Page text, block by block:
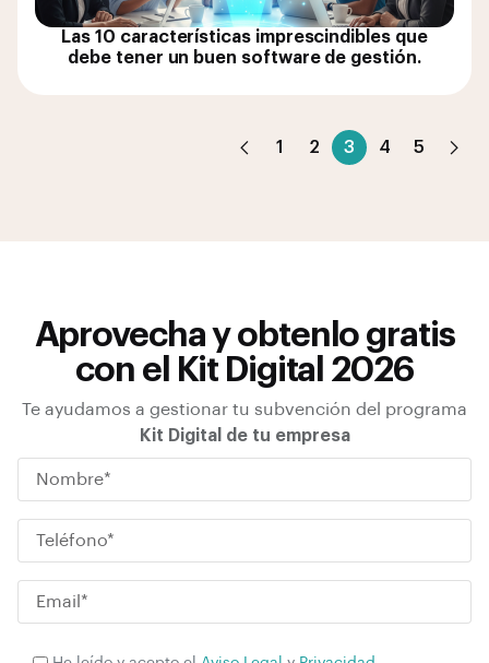
Las 10 características imprescindibles que
debe tener un buen software de gestión.
1 2 3 4 5
Aprovecha y obtenlo gratis
con el Kit Digital 2026
Te ayudamos a gestionar tu subvención del programa
Kit Digital de tu empresa